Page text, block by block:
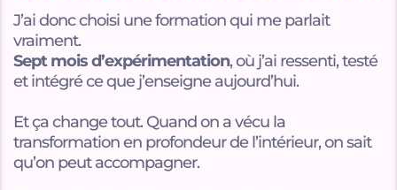
J’ai donc choisi une formation qui me parlait
vraiment.
Sept mois d’expérimentation, où j’ai ressenti, testé
et intégré ce que j’enseigne aujourd’hui.
Et ça change tout. Quand on a vécu la
transformation en profondeur de l’intérieur, on sait
qu’on peut accompagner.